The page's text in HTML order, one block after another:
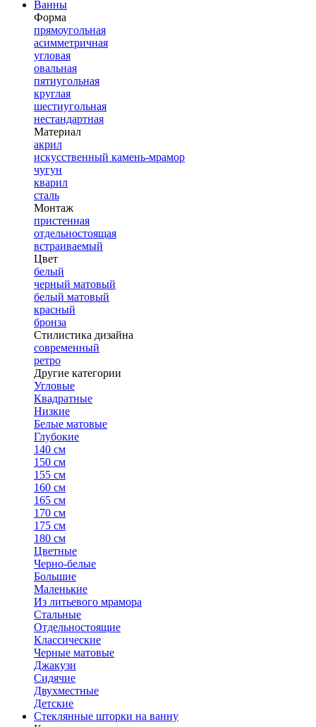
Ванны
Форма
прямоугольная
асимметричная
угловая
овальная
пятиугольная
круглая
шестиугольная
нестандартная
Материал
акрил
искусственный камень-мрамор
чугун
кварил
сталь
Монтаж
пристенная
отдельностоящая
встраиваемый
Цвет
белый
черный матовый
белый матовый
красный
бронза
Стилистика дизайна
современный
ретро
Другие категории
Угловые
Квадратные
Низкие
Белые матовые
Глубокие
140 см
150 см
155 см
160 см
165 см
170 см
175 см
180 см
Цветные
Черно-белые
Большие
Маленькие
Из литьевого мрамора
Стальные
Отдельностоящие
Классические
Черные матовые
Джакузи
Сидячие
Двухместные
Детские
Стеклянные шторки на ванну